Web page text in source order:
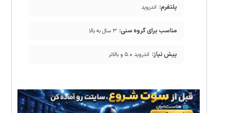
پلتفرم: اندروید
مناسب برای گروه سنی: ۳ سال به بالا
پیش نیاز: اندروید ۵.۰ و بالاتر